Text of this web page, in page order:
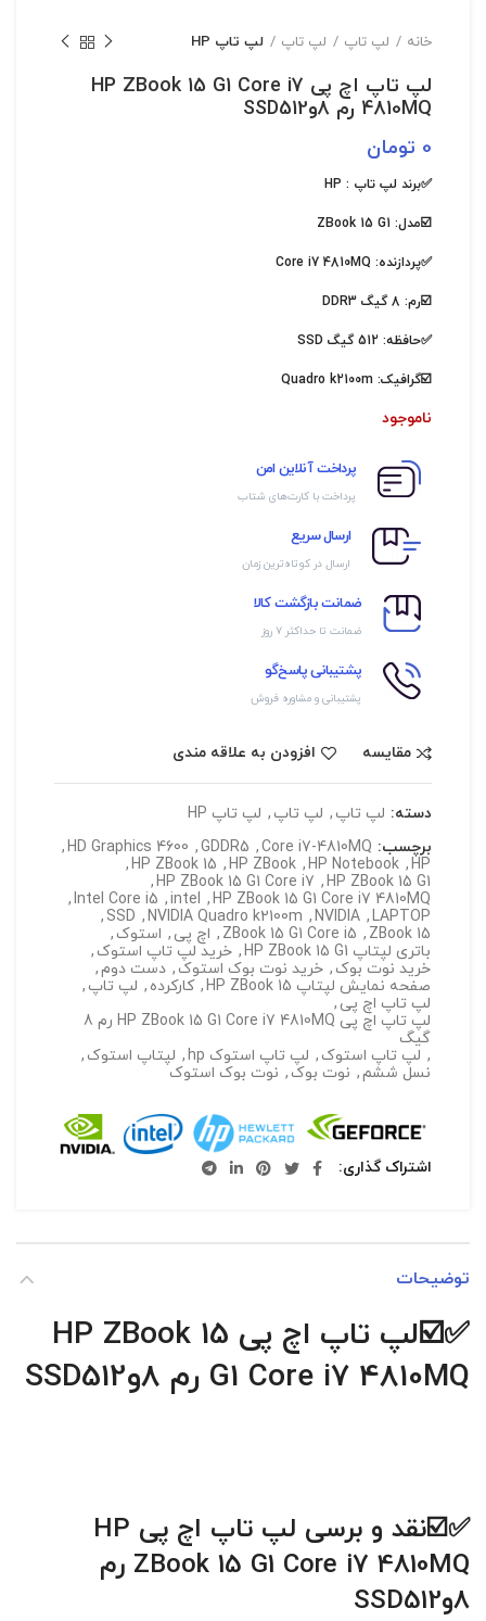
خانه لپ تاپ لپ تاپ لپ تاپ HP
لپ تاپ اچ پی HP ZBook 15 G1 Core i7
4810MQ رم 8وSSD512
0 تومان
✅برند لپ تاپ : HP
☑️مدل: ZBook 15 G1
✅پردازنده: Core i7 4810MQ
☑️رم: 8 گیگ DDR3
✅حافظه: 512 گیگ SSD
☑️گرافیک: Quadro k2100m
ناموجود
پرداخت آنلاین امن
پرداخت با کارت‌های شتاب
ارسال سریع
ارسال در کوتاه‌ترین زمان
ضمانت بازگشت کالا
ضمانت تا حداکثر ۷ روز
پشتیبانی پاسخ‌گو
پشتیبانی و مشاوره فروش
مقایسه افزودن به علاقه مندی
دسته: لپ تاپ , لپ تاپ , لپ تاپ HP
برچسب: Core i7-4810MQ
,
GDDR5
,
HD Graphics 4600
,
HP
,
HP Notebook
,
HP ZBook
,
HP ZBook 15
,
HP ZBook 15 G1
,
HP ZBook 15 G1 Core i7
,
HP ZBook 15 G1 Core i7 4810MQ
,
intel
,
Intel Core i5
,
LAPTOP
,
NVIDIA
,
NVIDIA Quadro k2100m
,
SSD
,
ZBook 15
,
ZBook 15 G1 Core i5
, اچ پی , استوک ,
باتری لپتاپ HP ZBook 15 G1
, خرید لپ تاپ استوک ,
خرید نوت بوک , خرید نوت بوک استوک , دست دوم,
صفحه نمایش لپتاپ HP ZBook 15
, کارکرده , لپ تاپ ,
لپ تاپ اچ پی ,
لپ تاپ اچ پی HP ZBook 15 G1 Core i7 4810MQ رم 8
گیگ
, لپ تاپ استوک , لپ تاپ استوک hp , لپتاپ استوک ,
نسل ششم, نوت بوک , نوت بوک استوک
اشتراک گذاری
توضیحات
✅☑️
لپ تاپ اچ پی HP ZBook 15
G1 Core i7 4810MQ رم 8وSSD512
✅☑️نقد و برسی لپ تاپ اچ پی HP
ZBook 15 G1 Core i7 4810MQ
رم
8وSSD512